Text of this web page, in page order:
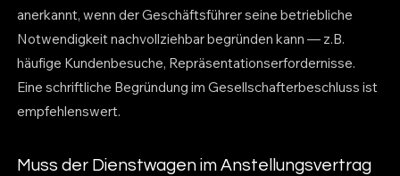
anerkannt, wenn der Geschäftsführer seine betriebliche
Notwendigkeit nachvollziehbar begründen kann — z.B.
häufige Kundenbesuche, Repräsentationserfordernisse.
Eine schriftliche Begründung im Gesellschafterbeschluss ist
empfehlenswert.
Muss der Dienstwagen im Anstellungsvertrag